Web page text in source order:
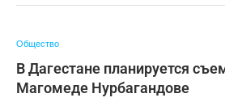
Общество
В Дагестане планируется
Магомеде Нурбагандове